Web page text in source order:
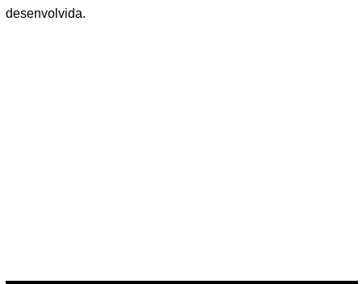
desenvolvida.